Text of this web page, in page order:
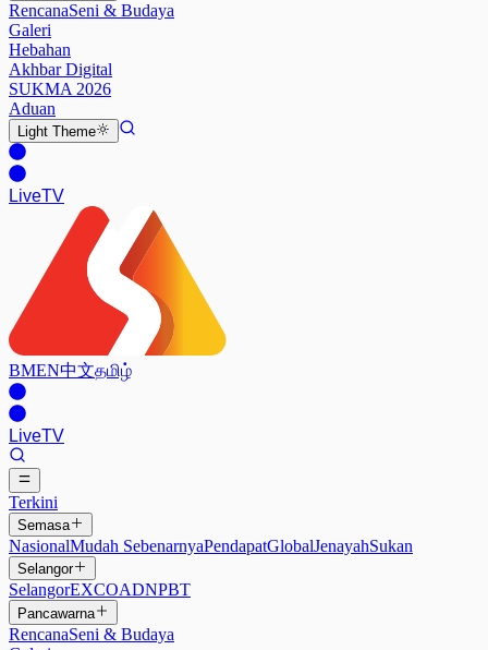
RencanaSeni & Budaya
Galeri
Hebahan
Akhbar Digital
SUKMA 2026
Aduan
Light Theme
LiveTV
BMEN中文தமிழ்
LiveTV
Terkini
Semasa
NasionalMudah SebenarnyaPendapatGlobalJenayahSukan
Selangor
SelangorEXCOADNPBT
Pancawarna
RencanaSeni & Budaya